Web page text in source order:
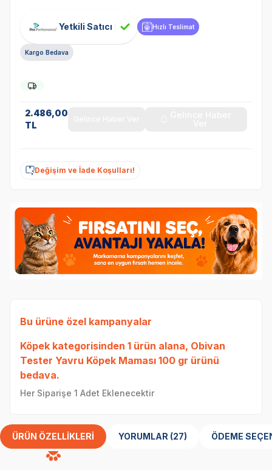
Yetkili Satıcı Hızlı Teslimat
Kargo Bedava
2.486,00
TL
Değişim ve İade Koşulları!
Bu ürüne özel kampanyalar
Köpek kategorisinden 1 ürün alana, Obivan
Tester Yavru Köpek Maması 100 gr ürünü
bedava.
Her Siparişe 1 Adet Eklenecektir
ÜRÜN ÖZELLIKLERI YORUMLAR (27) ÖDEME